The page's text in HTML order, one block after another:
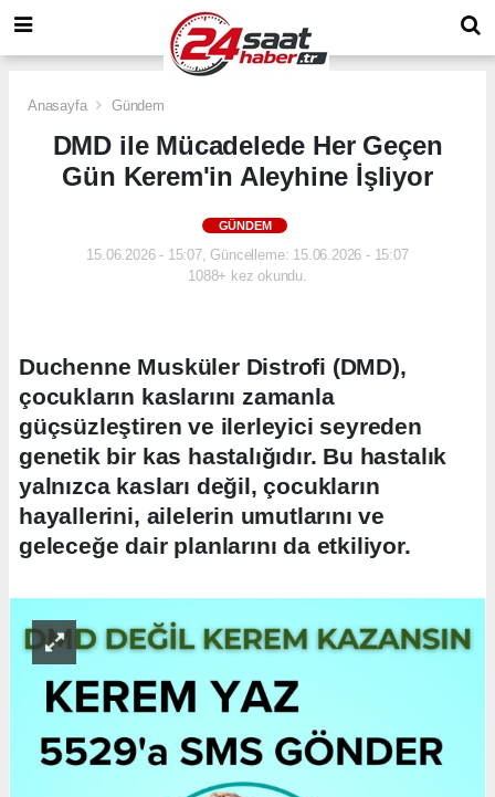
Anasayfa Gündem
DMD ile Mücadelede Her Geçen
Gün Kerem'in Aleyhine İşliyor
GÜNDEM
15.06.2026 - 15:07, Güncelleme: 15.06.2026 - 15:07
1088+ kez okundu.
Duchenne Musküler Distrofi (DMD),
çocukların kaslarını zamanla
güçsüzleştiren ve ilerleyici seyreden
genetik bir kas hastalığıdır. Bu hastalık
yalnızca kasları değil, çocukların
hayallerini, ailelerin umutlarını ve
geleceğe dair planlarını da etkiliyor.